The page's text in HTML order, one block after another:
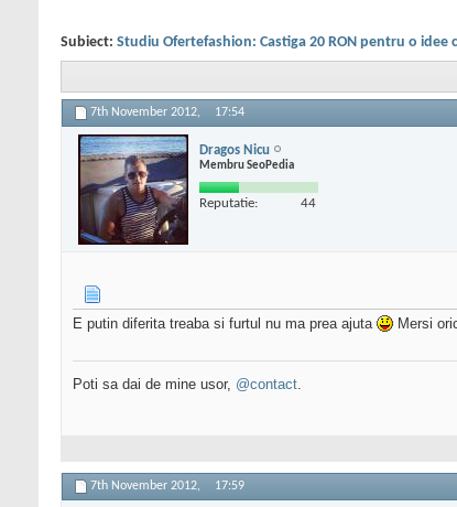
Subiect: Studiu Ofertefashion: Castiga 20 RON pentru o idee
7th November 2012, 17:54
Dragos Nicu
Membru SeoPedia
Reputatie: 44
E putin diferita treaba si furtul nu ma prea ajuta Mersi
Poti sa dai de mine usor, @contact.
7th November 2012, 17:59